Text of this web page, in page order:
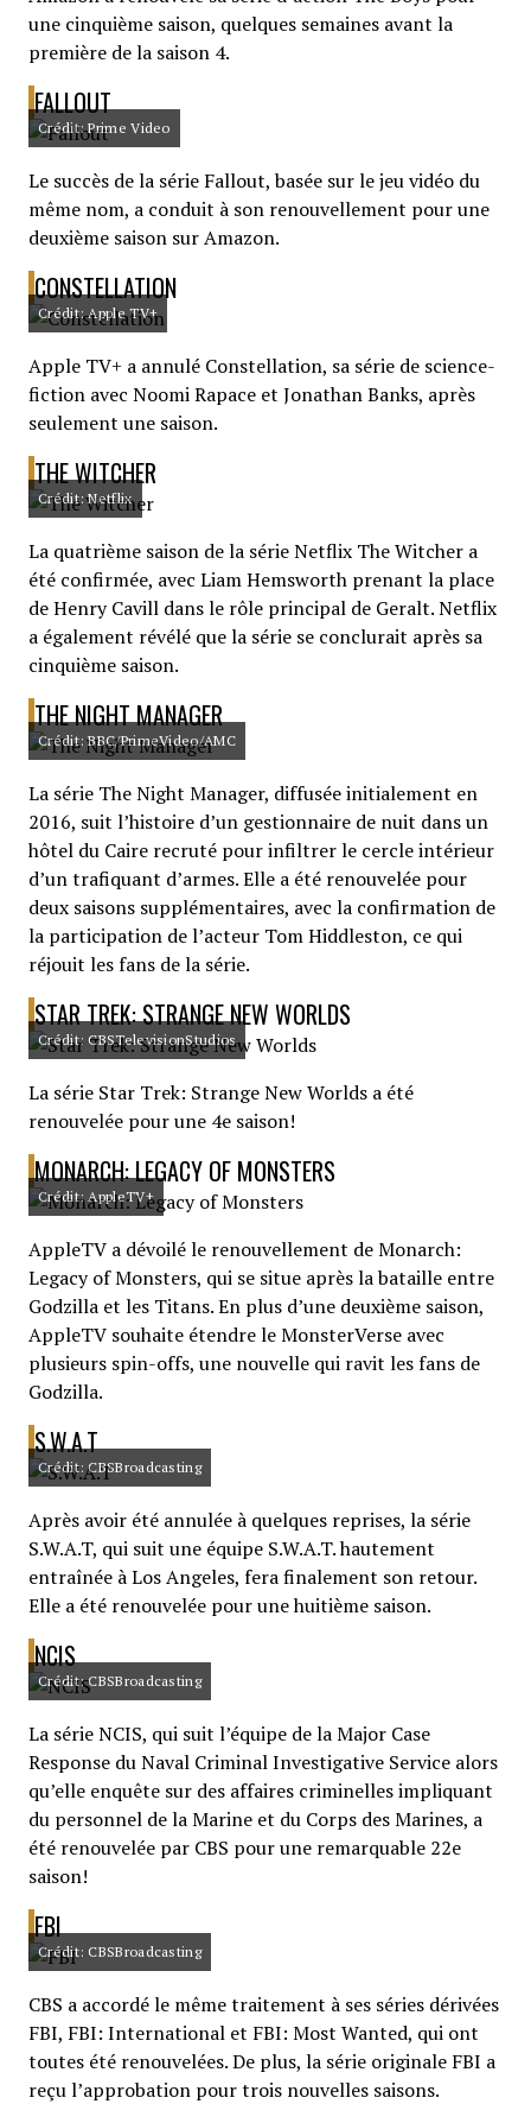
une cinquième saison, quelques semaines avant la
première de la saison 4.
FALLOUT
Crédit: Prime Video
Le succès de la série Fallout, basée sur le jeu vidéo du
même nom, a conduit à son renouvellement pour une
deuxième saison sur Amazon.
CONSTELLATION
Crédit: Apple TV+
Apple TV+ a annulé Constellation, sa série de science-
fiction avec Noomi Rapace et Jonathan Banks, après
seulement une saison.
THE WITCHER
Crédit: Netflix
La quatrième saison de la série Netflix The Witcher a
été confirmée, avec Liam Hemsworth prenant la place
de Henry Cavill dans le rôle principal de Geralt. Netflix
a également révélé que la série se conclurait après sa
cinquième saison.
THE NIGHT MANAGER
Crédit: BBC/PrimeVideo/AMC
La série The Night Manager, diffusée initialement en
2016, suit l’histoire d’un gestionnaire de nuit dans un
hôtel du Caire recruté pour infiltrer le cercle intérieur
d’un trafiquant d’armes. Elle a été renouvelée pour
deux saisons supplémentaires, avec la confirmation de
la participation de l’acteur Tom Hiddleston, ce qui
réjouit les fans de la série.
STAR TREK: STRANGE NEW WORLDS
Crédit: CBSTelevisionStudios
La série Star Trek: Strange New Worlds a été
renouvelée pour une 4e saison!
MONARCH: LEGACY OF MONSTERS
Crédit: AppleTV+
AppleTV a dévoilé le renouvellement de Monarch:
Legacy of Monsters, qui se situe après la bataille entre
Godzilla et les Titans. En plus d’une deuxième saison,
AppleTV souhaite étendre le MonsterVerse avec
plusieurs spin-offs, une nouvelle qui ravit les fans de
Godzilla.
S.W.A.T
Crédit: CBSBroadcasting
Après avoir été annulée à quelques reprises, la série
S.W.A.T, qui suit une équipe S.W.A.T. hautement
entraînée à Los Angeles, fera finalement son retour.
Elle a été renouvelée pour une huitième saison.
NCIS
Crédit: CBSBroadcasting
La série NCIS, qui suit l’équipe de la Major Case
Response du Naval Criminal Investigative Service alors
qu’elle enquête sur des affaires criminelles impliquant
du personnel de la Marine et du Corps des Marines, a
été renouvelée par CBS pour une remarquable 22e
saison!
FBI
Crédit: CBSBroadcasting
CBS a accordé le même traitement à ses séries dérivées
FBI, FBI: International et FBI: Most Wanted, qui ont
toutes été renouvelées. De plus, la série originale FBI a
reçu l’approbation pour trois nouvelles saisons.